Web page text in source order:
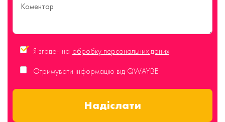
Я згоден на обробку персональних даних
Отримувати інформацію від QWAYBE
Надіслати